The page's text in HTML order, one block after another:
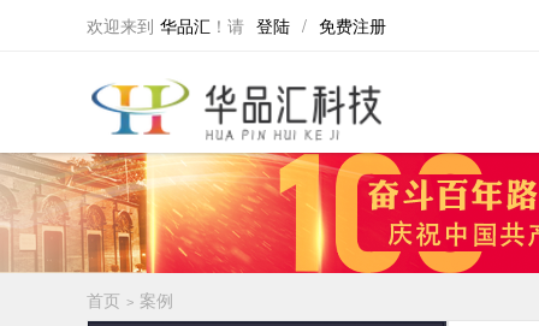
欢迎来到 华品汇 ！ 请 登陆 / 免费注册
首页 > 案例